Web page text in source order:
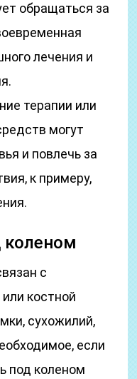
обращаться за
лечения и
терапии или
могут
и повлечь за
к примеру,
коленом
с
костной
сухожилий,
если
под коленом